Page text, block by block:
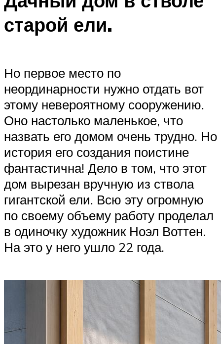
старой ели.
Но первое место по
неординарности нужно отдать вот
этому невероятному сооружению.
Оно настолько маленькое, что
назвать его домом очень трудно. Но
история его создания поистине
фантастична! Дело в том, что этот
дом вырезан вручную из ствола
гигантской ели. Всю эту огромную
по своему объему работу проделал
в одиночку художник Ноэл Воттен.
На это у него ушло 22 года.